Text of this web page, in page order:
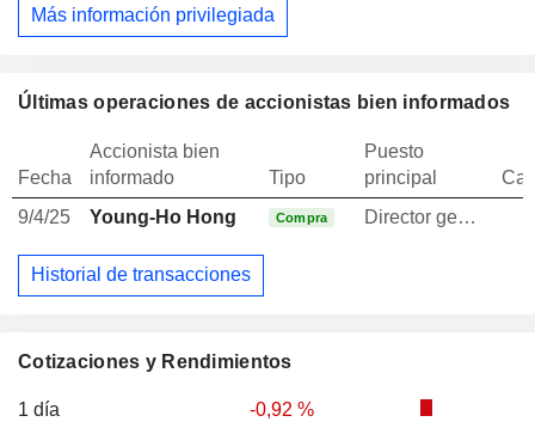
Cotizaciones y Rendimientos
1 día
-0,92 %
Más información privilegiada
Últimas operaciones de accionistas bien informados
Fecha
Accionista bien
informado
Tipo
Puesto
principal
9/4/25
Young-Ho Hong Compra Director general
Historial de transacciones